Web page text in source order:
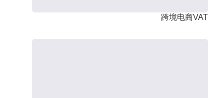
跨境电商VAT